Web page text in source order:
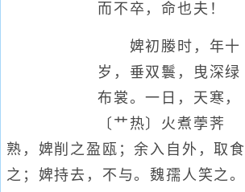
而不卒，命也夫！
婢初媵时，年十
岁，垂双鬟，曳深绿
布裳。一日，天寒，
〔艹热〕火煮荸荠
熟，婢削之盈瓯；余入自外，取食
之；婢持去，不与。魏孺人笑之。